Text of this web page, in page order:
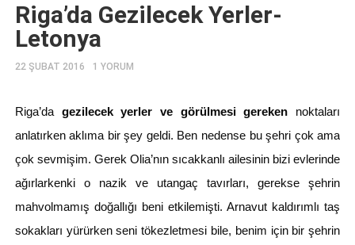
Riga’da Gezilecek Yerler-
Letonya
22 ŞUBAT 2016 1 YORUM
Riga’da gezilecek yerler ve görülmesi gereken noktaları
anlatırken aklıma bir şey geldi. Ben nedense bu şehri çok ama
çok sevmişim. Gerek Olia’nın sıcakkanlı ailesinin bizi evlerinde
ağırlarkenki o nazik ve utangaç tavırları, gerekse şehrin
mahvolmamış doğallığı beni etkilemişti. Arnavut kaldırımlı taş
sokakları yürürken seni tökezletmesi bile, benim için bir şehrin